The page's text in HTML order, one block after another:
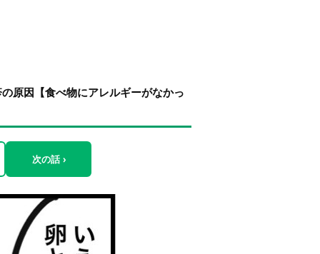
原因【食べ物にアレルギーがなかっ
次の話 ›